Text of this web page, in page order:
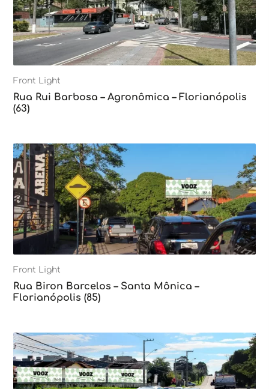
Front Light
Rua Rui Barbosa – Agronômica – Florianópolis
(63)
Front Light
Rua Biron Barcelos – Santa Mônica –
Florianópolis (85)